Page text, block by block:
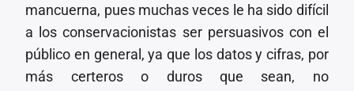
mancuerna, pues muchas veces le ha sido difícil
a los conservacionistas ser persuasivos con el
público en general, ya que los datos y cifras, por
más certeros o duros que sean, no